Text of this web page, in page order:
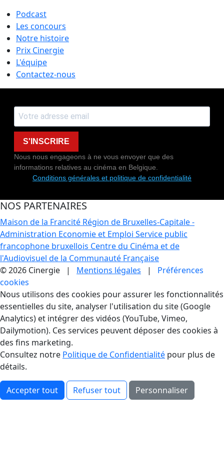
Podcast
Les concours
Notre histoire
Prix Cinergie
L'équipe
Contactez-nous
S'INSCRIRE
Nous nous engageons à ne vous envoyer que des
informations relatives au cinéma en Belgique.
Conditions générales et politique de confidentialité
NOS PARTENAIRES
Maison de la Francité Région de Bruxelles-Capitale -
Administration Economie et Emploi Service public
francophone bruxellois Centre du Cinéma et de
l'Audiovisuel de la Communauté Française
© 2026 Cinergie | Mentions légales | Préférences
cookies
Gestion des Cookies
Nous utilisons des cookies pour assurer les fonctionnalités
essentielles du site, analyser l'utilisation du site (Google
Analytics) et intégrer des vidéos (YouTube, Vimeo,
Dailymotion). Ces services peuvent déposer des cookies à
des fins marketing.
Consultez notre Politique de Confidentialité pour plus de
détails.
Accepter tout Refuser tout Personnaliser